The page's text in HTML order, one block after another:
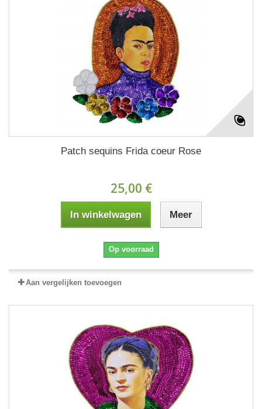
Patch sequins Frida coeur Rose
25,00 €
In winkelwagen Meer
Op voorraad
Aan vergelijken toevoegen